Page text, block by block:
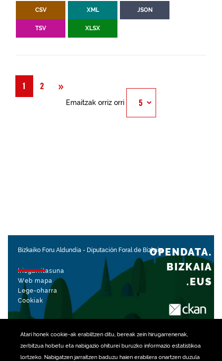
Atari honek cookie-ak erabiltzen ditu, bereak zein hirugarrenenak,
zerbitzua hobetu eta nabigazio ohiturei buruzko informazio estatistikoa
lortzeko. Nabigatzen jarraitzen baduzu haien erabilera onartzen duzula
CSV XML JSON
TSV XLSX
1 2 »
Emaitzak orriz orri
Bizkaiko Foru Aldundia - Diputación Foral de Bizkaia
Irisgarritasuna
Web mapa
Lege-oharra
Cookiak
OPENDATA.
BIZKAIA
.EUS